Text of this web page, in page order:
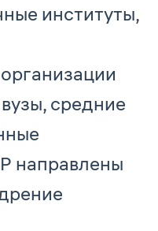
институты,
средние
направлены